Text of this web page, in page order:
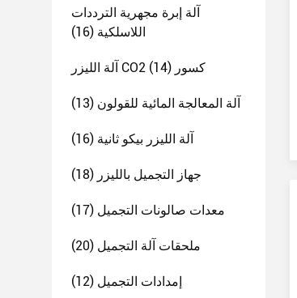
آلة إبرة مجهرية الترددات
اللاسلكية (16)
آلة الليزر CO2 كسور (14)
آلة المعالجة المائية للقولون (13)
آلة الليزر بيكو ثانية (16)
جهاز التجميل بالليزر (18)
معدات صالونات التجميل (17)
ملحقات آلة التجميل (20)
إمدادات التجميل (12)